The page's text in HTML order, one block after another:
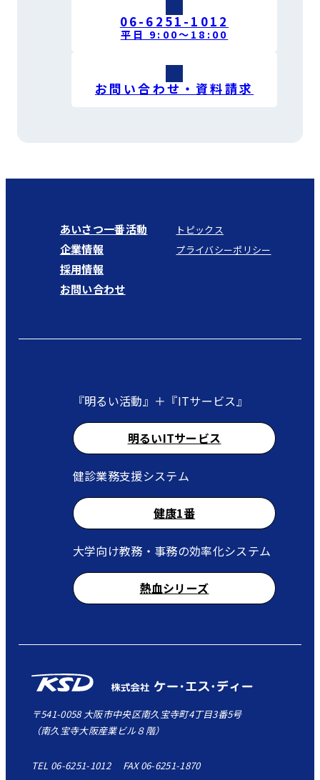
06-6251-1012
平日 9:00〜18:00
お問い合わせ・資料請求
あいさつ一番活動
企業情報
採用情報
お問い合わせ
トピックス
プライバシーポリシー
『明るい活動』＋『ITサービス』
明るいITサービス
健診業務支援システム
健康1番
大学向け教務・事務の効率化システム
熱血シリーズ
〒541-0058 大阪市中央区南久宝寺町4丁目3番5号
（南久宝寺大阪産業ビル８階）
TEL 06-6251-1012 FAX 06-6251-1870